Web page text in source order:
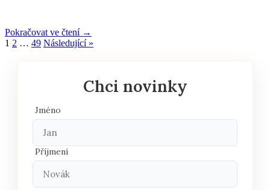
Pokračovat ve čtení →
Navigace
1 2 … 49 Následující »
Chci novinky
Jméno
Příjmení